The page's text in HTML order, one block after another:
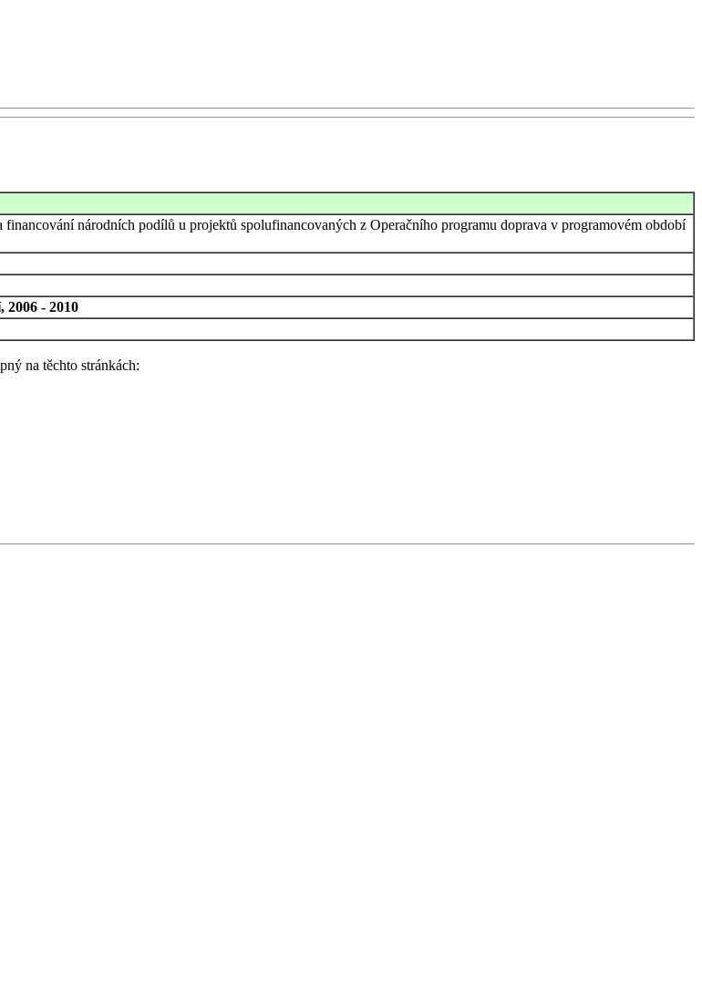
národních podílů u projektů spolufinancovaných z Operačního programu doprava v programovém období
2006 - 2010
na těchto stránkách: